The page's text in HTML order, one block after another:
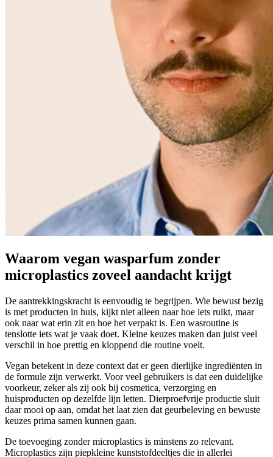
Waarom vegan wasparfum zonder
microplastics zoveel aandacht krijgt
De aantrekkingskracht is eenvoudig te begrijpen. Wie bewust bezig
is met producten in huis, kijkt niet alleen naar hoe iets ruikt, maar
ook naar wat erin zit en hoe het verpakt is. Een wasroutine is
tenslotte iets wat je vaak doet. Kleine keuzes maken dan juist veel
verschil in hoe prettig en kloppend die routine voelt.
Vegan betekent in deze context dat er geen dierlijke ingrediënten in
de formule zijn verwerkt. Voor veel gebruikers is dat een duidelijke
voorkeur, zeker als zij ook bij cosmetica, verzorging en
huisproducten op dezelfde lijn letten. Dierproefvrije productie sluit
daar mooi op aan, omdat het laat zien dat geurbeleving en bewuste
keuzes prima samen kunnen gaan.
De toevoeging zonder microplastics is minstens zo relevant.
Microplastics zijn piepkleine kunststofdeeltjes die in allerlei